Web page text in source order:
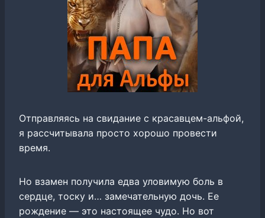
Отправляясь на свидание с красавцем-альфой,
я рассчитывала просто хорошо провести
время.
Но взамен получила едва уловимую боль в
сердце, тоску и… замечательную дочь. Ее
рождение — это настоящее чудо. Но вот